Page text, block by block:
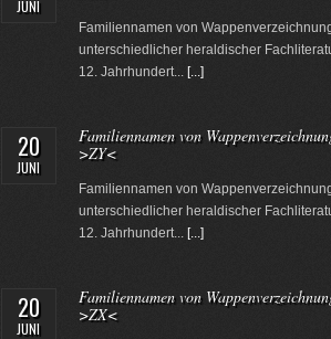
JUNI
Familiennamen von
unterschiedlicher heraldischer
12. Jahrhundert... [...]
20
JUNI
Familiennamen von
>ZY<
Familiennamen von
unterschiedlicher heraldischer
12. Jahrhundert... [...]
20
JUNI
Familiennamen von
>ZX<